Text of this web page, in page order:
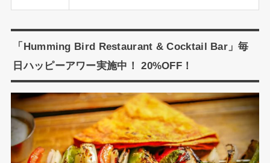
「Humming Bird Restaurant & Cocktail Bar」毎
日ハッピーアワー実施中！ 20%OFF！